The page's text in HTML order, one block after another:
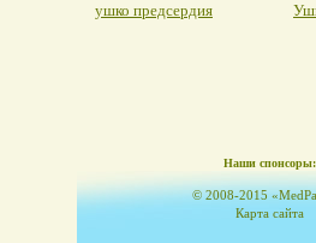
ушко предсердия
Наши спонсоры:
© 2008-2015
Карта сайта